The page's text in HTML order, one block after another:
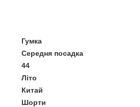
Гумка
Середня посадка
44
Літо
Китай
Шорти